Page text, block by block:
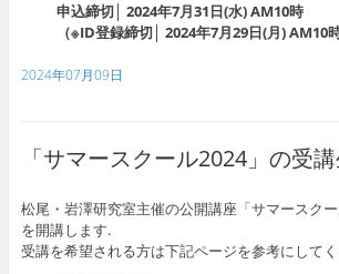
申込締切│ 2024年7月31日(水) AM10時
（※ID登録締切│ 2024年7月29日(月) AM10時
2024年07月09日
「サマースクール2024」の受
松尾・岩澤研究室主催の公開講座「サマースク
を開講します.
受講を希望される方は下記ページを参考にして